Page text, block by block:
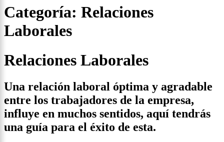
Categoría: Relaciones
Laborales
Relaciones Laborales
Una relación laboral óptima y agradable
entre los trabajadores de la empresa,
influye en muchos sentidos, aquí tendrás
una guía para el éxito de esta.